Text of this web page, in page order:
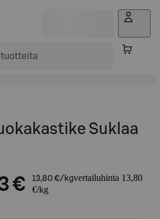
Suklaa
€ 13,80 €/kgvertailuhinta 13,80
€/kg